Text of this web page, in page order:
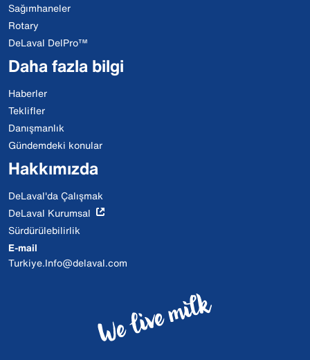
Sağımhaneler
Rotary
DeLaval DelPro™
Daha fazla bilgi
Haberler
Teklifler
Danışmanlık
Gündemdeki konular
Hakkımızda
DeLaval'da Çalışmak
DeLaval Kurumsal
Sürdürülebilirlik
E-mail
Turkiye.Info@delaval.com